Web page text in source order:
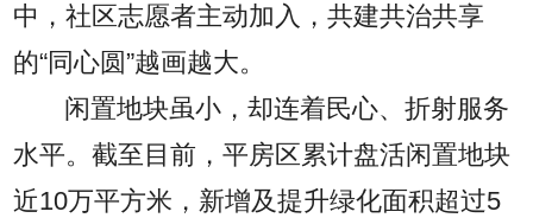
中，社区志愿者主动加入，共建共治共享
的“同心圆”越画越大。
闲置地块虽小，却连着民心、折射服务
水平。截至目前，平房区累计盘活闲置地块
近10万平方米，新增及提升绿化面积超过5